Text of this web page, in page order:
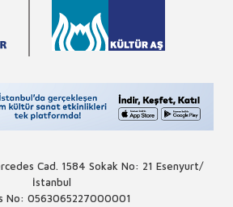
Cad. 1584 Sokak No: 21 Esenyurt/
İstanbul
No: 0563065227000001